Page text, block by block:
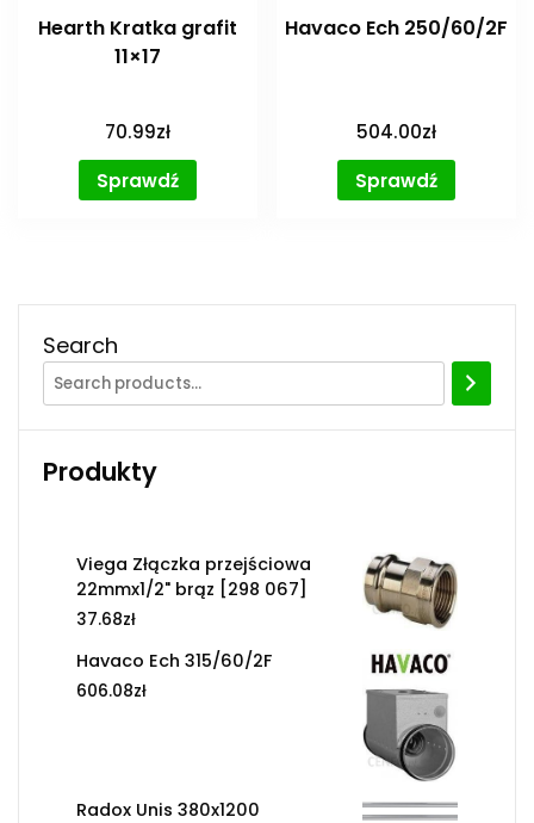
Hearth Kratka grafit
11×17
70.99zł
Sprawdź
Havaco Ech 250/60/2F
504.00zł
Sprawdź
Search
Produkty
Viega Złączka przejściowa
22mmx1/2" brąz [298 067]
37.68zł
Havaco Ech 315/60/2F
606.08zł
Radox Unis 380x1200